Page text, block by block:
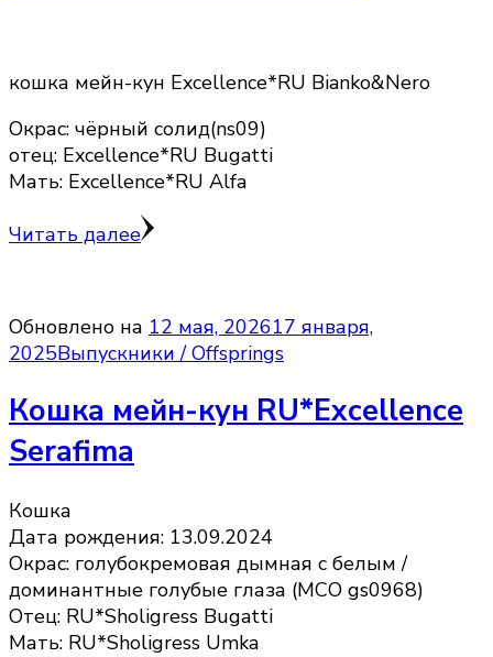
кошка мейн-кун Excellence*RU Bianko&Nero
Окрас: чёрный солид(ns09)
отец: Excellence*RU Bugatti
Мать: Excellence*RU Alfa
Читать далее
Обновлено на 12 мая, 202617 января,
2025Выпускники / Offsprings
Кошка мейн-кун RU*Excellence
Serafima
Кошка
Дата рождения: 13.09.2024
Окрас: голубокремовая дымная с белым /
доминантные голубые глаза (MCO gs0968)
Отец: RU*Sholigress Bugatti
Мать: RU*Sholigress Umka